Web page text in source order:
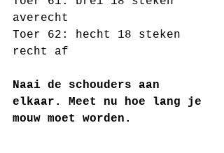
averecht
Toer 62: hecht 18 steken
recht af
Naai de schouders aan
elkaar. Meet nu hoe lang je
mouw moet worden.